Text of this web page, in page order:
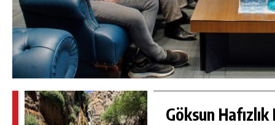
Göksun Hafızlık